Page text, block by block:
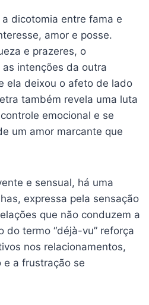
dicotomia entre fama e
amor e posse.
e prazeres, o
intenções da outra
ela deixou o afeto de lado
também revela uma luta
emocional e se
um amor marcante que
e sensual, há uma
expressa pela sensação
que não conduzem a
do termo “déjà-vu” reforça
nos relacionamentos,
e a frustração se